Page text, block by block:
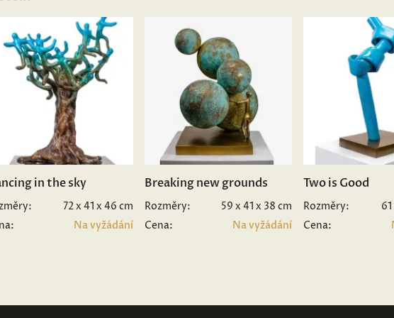
in the sky
72 x 41 x 46 cm
Na vyžádání
Breaking new grounds
Rozměry:
59 x 41 x 38 cm
Cena:
Na vyžádání
Two is Good
Rozměry:
Cena: